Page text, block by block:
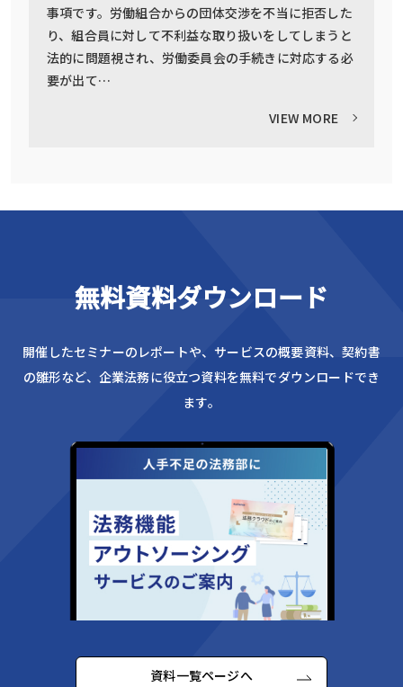
事項です。労働組合からの団体交渉を不当に拒否した
り、組合員に対して不利益な取り扱いをしてしまうと
法的に問題視され、労働委員会の手続きに対応する必
要が出て…
VIEW MORE
無料資料ダウンロード
開催したセミナーのレポートや、サービスの概要資料、契約書
の雛形など、企業法務に役立つ資料を無料でダウンロードでき
ます。
資料一覧ページへ